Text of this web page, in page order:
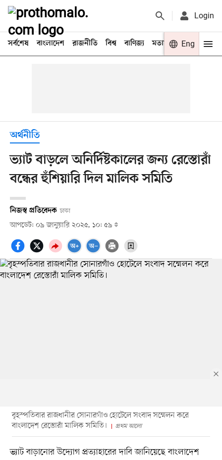
Login
সর্বশেষ বাংলাদেশ রাজনীতি বিশ্ব বাণিজ্য মতামত খেলা
Eng
অর্থনীতি
ভ্যাট বাড়লে অনির্দিষ্টকালের জন্য রেস্তোরাঁ
বন্ধের হুঁশিয়ারি দিল মালিক সমিতি
নিজস্ব প্রতিবেদক ঢাকা
আপডেট: ০৯ জানুয়ারি ২০২৫, ১০: ৫৯
বৃহস্পতিবার রাজধানীর সোনারগাঁও হোটেলে সংবাদ সম্মেলন করে
বাংলাদেশ রেস্তোরাঁ মালিক সমিতি।
প্রথম আলো
ভ্যাট বাড়ানোর উদ্যোগ প্রত্যাহারের দাবি জানিয়েছে বাংলাদেশ